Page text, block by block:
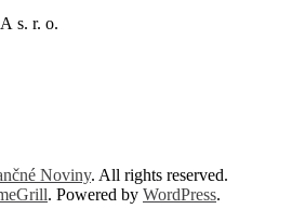
s. r. o.
Noviny. All rights reserved.
. Powered by WordPress.